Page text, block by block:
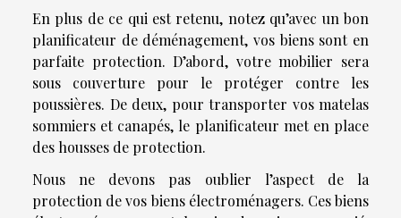
En plus de ce qui est retenu, notez qu’avec un bon
planificateur de déménagement, vos biens sont en
parfaite protection. D’abord, votre mobilier sera
sous couverture pour le protéger contre les
poussières. De deux, pour transporter vos matelas
sommiers et canapés, le planificateur met en place
des housses de protection.
Nous ne devons pas oublier l’aspect de la
protection de vos biens électroménagers. Ces biens